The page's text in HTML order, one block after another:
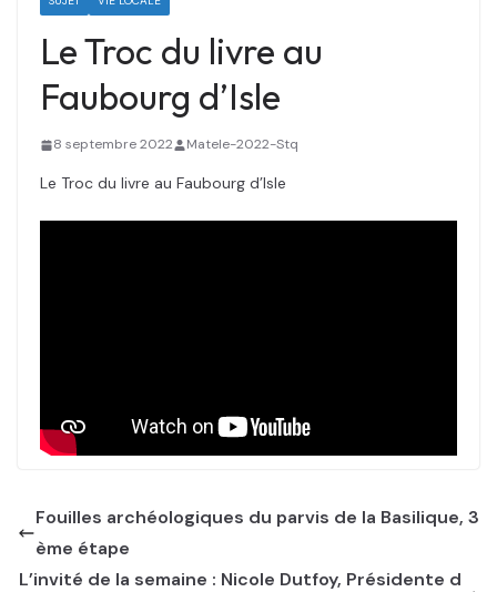
Le Troc du livre au
Faubourg d’Isle
8 septembre 2022 Matele-2022-Stq
Le Troc du livre au Faubourg d’Isle
Fouilles archéologiques du parvis de la Basilique, 3
ème étape
L’invité de la semaine : Nicole Dutfoy, Présidente d